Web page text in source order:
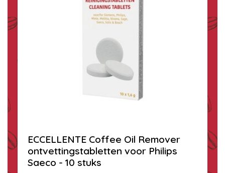
ECCELLENTE Coffee Oil Remover
ontvettingstabletten voor Philips
Saeco - 10 stuks